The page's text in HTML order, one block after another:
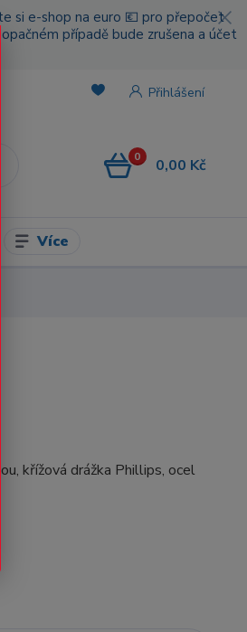
si e-shop na euro 💶 pro přepočet
případě bude zrušena a účet
Přihlášení
0 0,00 Kč
Více
křížová drážka Phillips, ocel